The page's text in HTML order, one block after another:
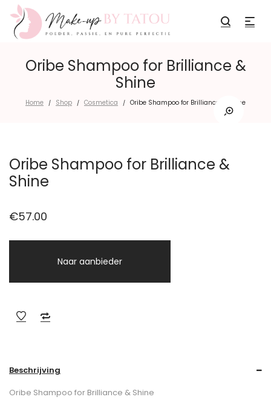
Oribe Shampoo for Brilliance &
Shine
Home / Shop / Cosmetica / Oribe Shampoo for Brilliance & Shine
Oribe Shampoo for Brilliance &
Shine
€57.00
Naar aanbieder
Beschrijving
Oribe Shampoo for Brilliance & Shine